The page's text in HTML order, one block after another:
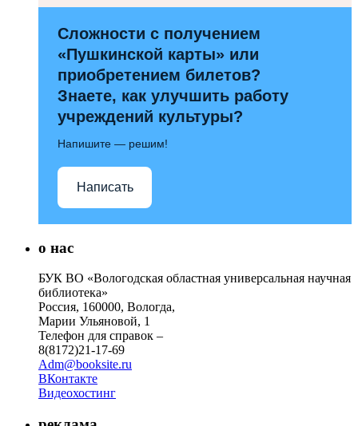
Сложности с получением
«Пушкинской карты» или
приобретением билетов?
Знаете, как улучшить работу
учреждений культуры?
Напишите — решим!
Написать
о нас
БУК ВО «Вологодская областная универсальная научная
библиотека»
Россия, 160000, Вологда,
Марии Ульяновой, 1
Телефон для справок –
8(8172)21-17-69
Adm@booksite.ru
ВКонтакте
Видеохостинг